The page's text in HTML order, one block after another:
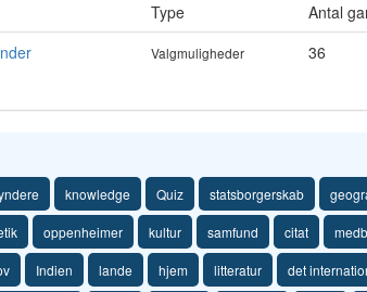
Type Antal
Valgmuligheder 36
knowledge Quiz statsborgerskab
oppenheimer kultur samfund citat
Indien lande hjem litteratur det